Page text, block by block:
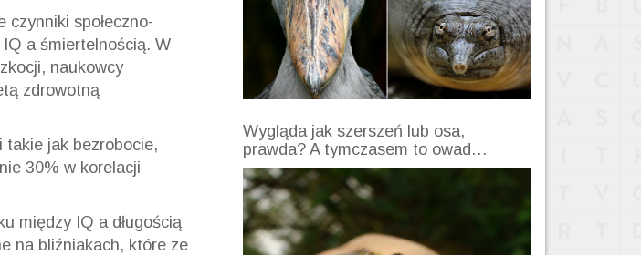
czynniki społeczno-
a śmiertelnością. W
naukowcy
zdrowotną
takie jak bezrobocie,
30% w korelacji
między IQ a długością
na bliźniakach, które ze
Wygląda jak szerszeń lub osa,
prawda? A tymczasem to owad…